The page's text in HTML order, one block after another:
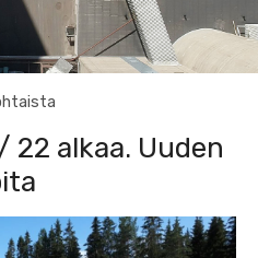
22 alkaa. Uuden